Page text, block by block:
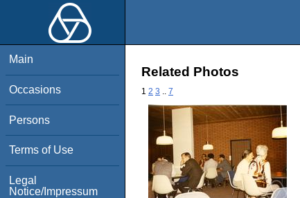
Main
Occasions
Persons
Terms of Use
Legal
Notice/Impressum
Related Photos
1 2 3 7